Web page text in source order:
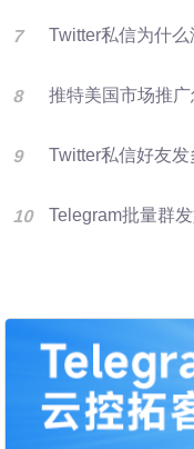
Twitter私信为什么没人回复？
推特美国市场推广怎么做？利用
Twitter私信好友发多了为
Telegram批量群发如